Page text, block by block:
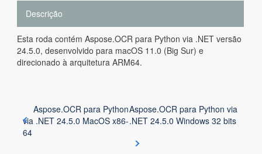
Descrição
Esta roda contém Aspose.OCR para Python via .NET versão
24.5.0, desenvolvido para macOS 11.0 (Big Sur) e
direcionado à arquitetura ARM64.
Aspose.OCR para Python
via .NET 24.5.0 MacOS x86-
64
Aspose.OCR para Python via
.NET 24.5.0 Windows 32 bits